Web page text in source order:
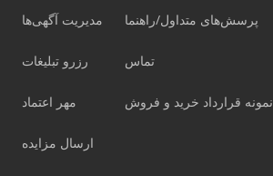
مدیریت آگهی‌ها
رزرو تبلیغات
مهر اعتماد
ارسال مزایده
پرسش‌های متداول/راهنما
تماس
نمونه قرارداد خرید و فروش